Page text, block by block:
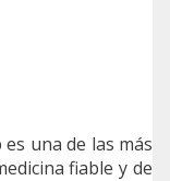
una de las más
fiable y de